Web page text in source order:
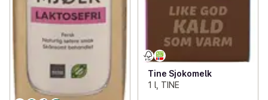
Tine Sjokomelk
1 l, TINE